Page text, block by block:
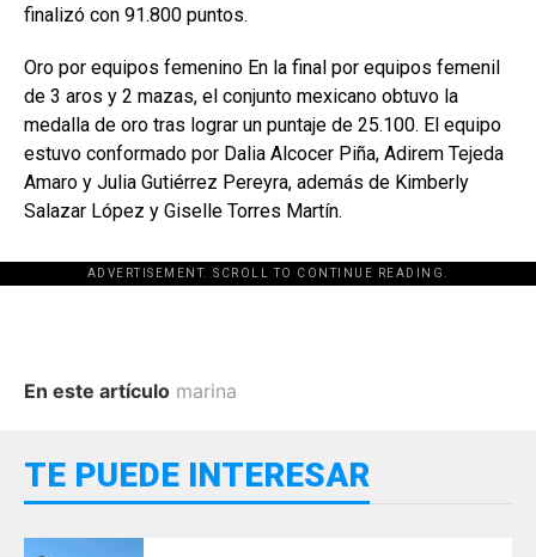
finalizó con 91.800 puntos.
Oro por equipos femenino En la final por equipos femenil
de 3 aros y 2 mazas, el conjunto mexicano obtuvo la
medalla de oro tras lograr un puntaje de 25.100. El equipo
estuvo conformado por Dalia Alcocer Piña, Adirem Tejeda
Amaro y Julia Gutiérrez Pereyra, además de Kimberly
Salazar López y Giselle Torres Martín.
ADVERTISEMENT. SCROLL TO CONTINUE READING.
En este artículo marina
TE PUEDE INTERESAR